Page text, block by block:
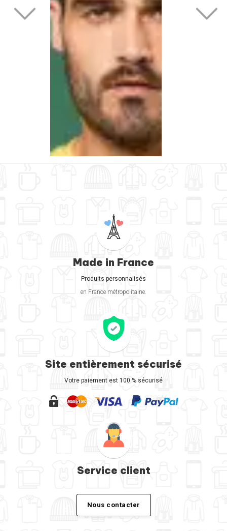
Made in France
Produits personnalisés
en France métropolitaine.
Site entièrement sécurisé
Votre paiement est 100 % sécurisé
Service client
Nous contacter